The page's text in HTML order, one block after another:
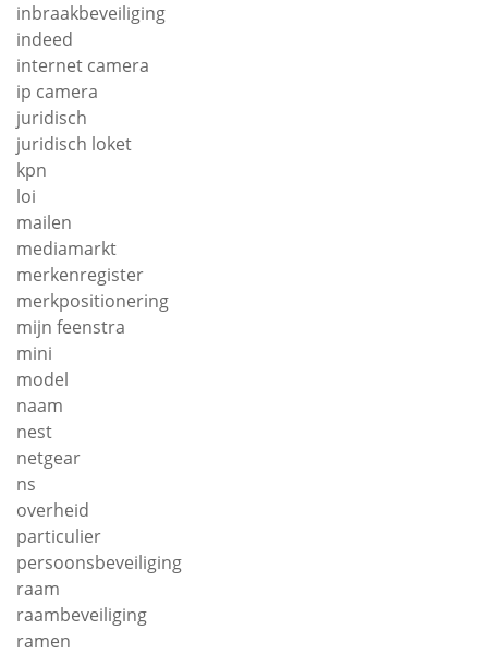
inbraakbeveiliging
indeed
internet camera
ip camera
juridisch
juridisch loket
kpn
loi
mailen
mediamarkt
merkenregister
merkpositionering
mijn feenstra
mini
model
naam
nest
netgear
ns
overheid
particulier
persoonsbeveiliging
raam
raambeveiliging
ramen